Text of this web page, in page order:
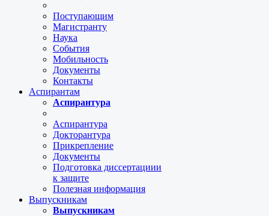
Поступающим
Магистранту
Наука
События
Мобильность
Документы
Контакты
Аспирантам
Аспирантура
Аспирантура
Докторантура
Прикрепление
Документы
Подготовка диссертациии
к защите
Полезная информация
Выпускникам
Выпускникам